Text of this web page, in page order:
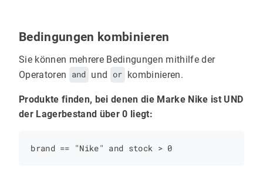
Bedingungen kombinieren
Sie können mehrere Bedingungen mithilfe der
Operatoren and und or kombinieren.
Produkte finden, bei denen die Marke Nike ist UND
der Lagerbestand über 0 liegt: